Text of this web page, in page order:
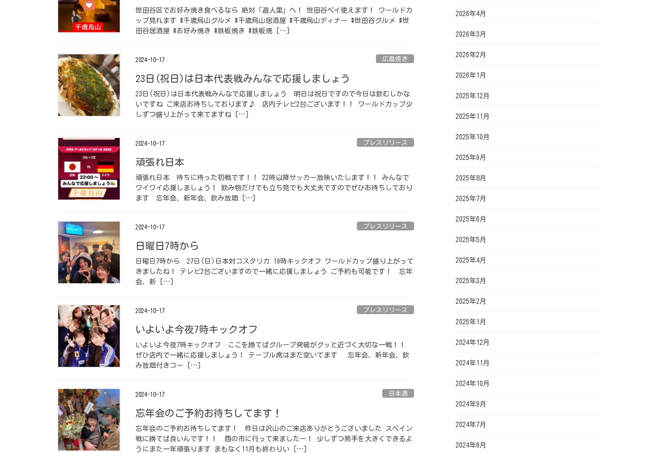
世田谷区でお好み焼き食べるなら 絶対「遊人里」へ！ 世田谷ペイ使えます！ ワールドカ
ップ見れます #千歳烏山グルメ #千歳烏山居酒屋 #千歳烏山ディナー #世田谷グルメ #世
田谷居酒屋 #お好み焼き #鉄板焼き #鉄板焼 […]
2024-10-17 広島焼き
23日(祝日)は日本代表戦みんなで応援しましょう️ ⁡
23日(祝日)は日本代表戦みんなで応援しましょう️ ⁡ 明日は祝日ですので今日は飲むしかな
いですね ご来店お待ちしております♪ ⁡ 店内テレビ2台ございます！！ ワールドカップ少
しずつ盛り上がって来てますね […]
2024-10-17 プレスリリース
頑張れ日本 ⁡
頑張れ日本 ⁡ 待ちに待った初戦です！！ 22時以降サッカー放映いたします！！ みんなで
ワイワイ応援しましょう！ 飲み物だけでも立ち見でも大丈夫ですのでぜひお待ちしており
ます️ ⁡ 忘年会、新年会、飲み放題 […]
2024-10-17 プレスリリース
日曜日7時から️ ⁡
日曜日7時から️ ⁡ 27日(日)日本対コスタリカ 19時キックオフ️ ワールドカップ盛り上がって
きましたね！ テレビ2台ございますので一緒に応援しましょう ご予約も可能です！ ⁡ 忘年
会、新 […]
2024-10-17 プレスリリース
いよいよ今夜7時キックオフ️ ⁡
いよいよ今夜7時キックオフ️ ⁡ ここを勝てばグループ突破がグッと近づく大切な一戦！！
ぜひ店内で一緒に応援しましょう！ テーブル席はまだ空いてます️ ⁡ ⁡ 忘年会、新年会、飲
み放題付きコー […]
2024-10-17 日本酒
忘年会のご予約お待ちしてます！ ⁡
忘年会のご予約お待ちしてます！ ⁡ 昨日は沢山のご来店ありがとうございました スペイン
戦に勝てば良いんです！！ ⁡ 酉の市に行って来ましたー！ 少しずつ熊手を大きくできるよ
うにまた一年頑張ります まもなく11月も終わりい […]
2026年4月
2026年3月
2026年2月
2026年1月
2025年12月
2025年11月
2025年10月
2025年9月
2025年8月
2025年7月
2025年6月
2025年5月
2025年4月
2025年3月
2025年2月
2025年1月
2024年12月
2024年11月
2024年10月
2024年9月
2024年7月
2024年6月